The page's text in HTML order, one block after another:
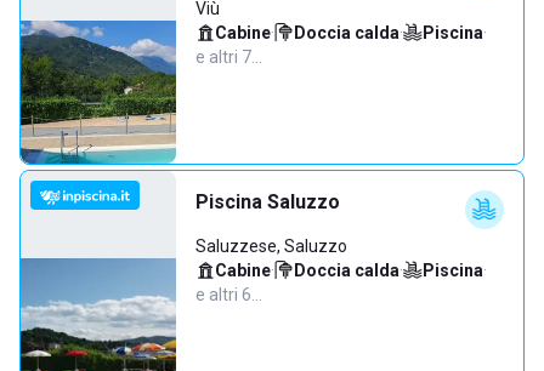
Viù
Cabine· Doccia calda· Piscina·
e altri 7…
Piscina Saluzzo
Saluzzese, Saluzzo
Cabine· Doccia calda· Piscina·
e altri 6…